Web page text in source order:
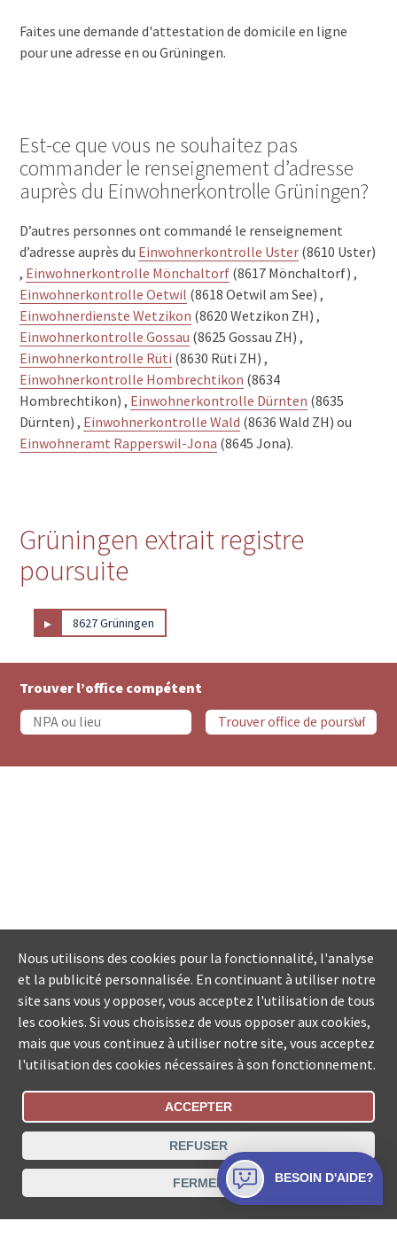
Faites une demande d'attestation de domicile en ligne
pour une adresse en ou Grüningen.
Est-ce que vous ne souhaitez pas
commander le renseignement d’adresse
auprès du Einwohnerkontrolle Grüningen?
D’autres personnes ont commandé le renseignement
d’adresse auprès du Einwohnerkontrolle Uster (8610 Uster)
, Einwohnerkontrolle Mönchaltorf (8617 Mönchaltorf) ,
Einwohnerkontrolle Oetwil (8618 Oetwil am See) ,
Einwohnerdienste Wetzikon (8620 Wetzikon ZH) ,
Einwohnerkontrolle Gossau (8625 Gossau ZH) ,
Einwohnerkontrolle Rüti (8630 Rüti ZH) ,
Einwohnerkontrolle Hombrechtikon (8634
Hombrechtikon) , Einwohnerkontrolle Dürnten (8635
Dürnten) , Einwohnerkontrolle Wald (8636 Wald ZH) ou
Einwohneramt Rapperswil-Jona (8645 Jona).
Grüningen extrait registre
poursuite
▸ 8627 Grüningen
Trouver l’office compétent
Statut De La Commande
Recherche des offices de Suisse
Protection des données Mentions légales
Conditions d’utilisation Contact
Nous utilisons des cookies pour la fonctionnalité, l'analyse
et la publicité personnalisée. En continuant à utiliser notre
site sans vous y opposer, vous acceptez l'utilisation de tous
les cookies. Si vous choisissez de vous opposer aux cookies,
mais que vous continuez à utiliser notre site, vous acceptez
l'utilisation des cookies nécessaires à son fonctionnement.
ACCEPTER
REFUSER
FERMER BESOIN D'AIDE?